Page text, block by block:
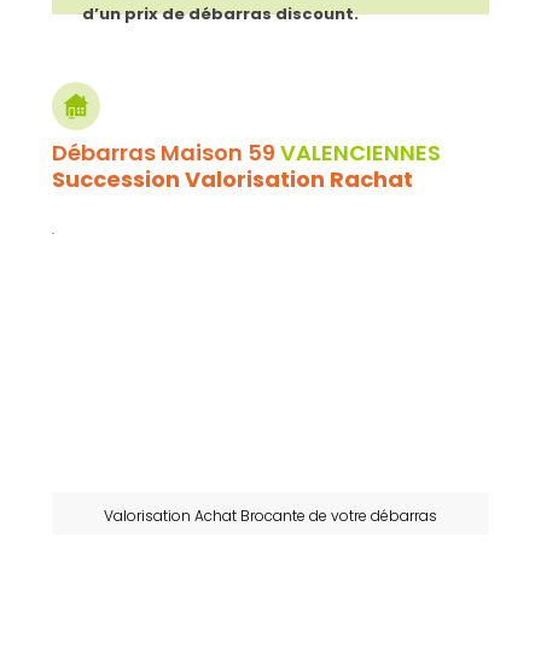
d’un prix de débarras discount.
Débarras Maison 59 VALENCIENNES
Succession Valorisation Rachat
.
Valorisation Achat Brocante de votre débarras